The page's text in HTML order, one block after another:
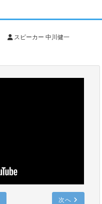
スピーカー 中川健一
次へ